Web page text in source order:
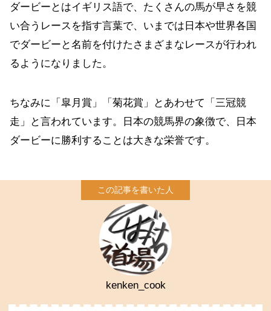
ダービーとはイギリス語で、たくさんの馬が早さを競
い合うレースを指す言葉で、いまでは日本や世界各国
でダービーと名前を付けたさまざまなレースが行われ
るようになりました。
ちなみに「皐月賞」「菊花賞」とあわせて「三冠競
走」と言われています。日本の競馬界の象徴で、日本
ダービーに勝利することは大きな栄誉です。
kenken_cook